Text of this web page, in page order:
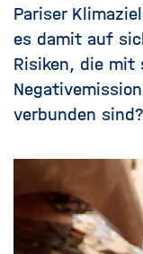
Pariser
es damit auf
Risiken, die mit
verbunden sind?